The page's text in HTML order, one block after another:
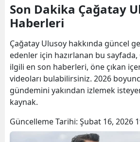
Son Dakika Çağatay
Haberleri
Çağatay Ulusoy hakkında güncel
edenler için hazırlanan bu
ilgili en son haberleri, öne çıkan
videoları bulabilirsiniz. 2026
gündemini yakından izlemek
kaynak.
Güncelleme Tarihi: Şubat 16, 2026